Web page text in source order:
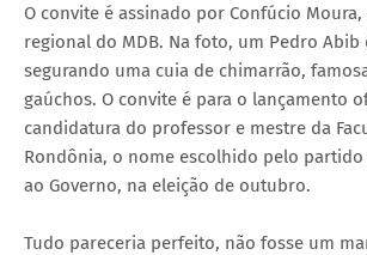
O convite é assinado por Confúcio
regional do MDB. Na foto, um Pedro
segurando uma cuia de chimarrão,
gaúchos. O convite é para o lançamento
candidatura do professor e mestre da
Rondônia, o nome escolhido pelo
ao Governo, na eleição de outubro.
Tudo pareceria perfeito, não fosse um